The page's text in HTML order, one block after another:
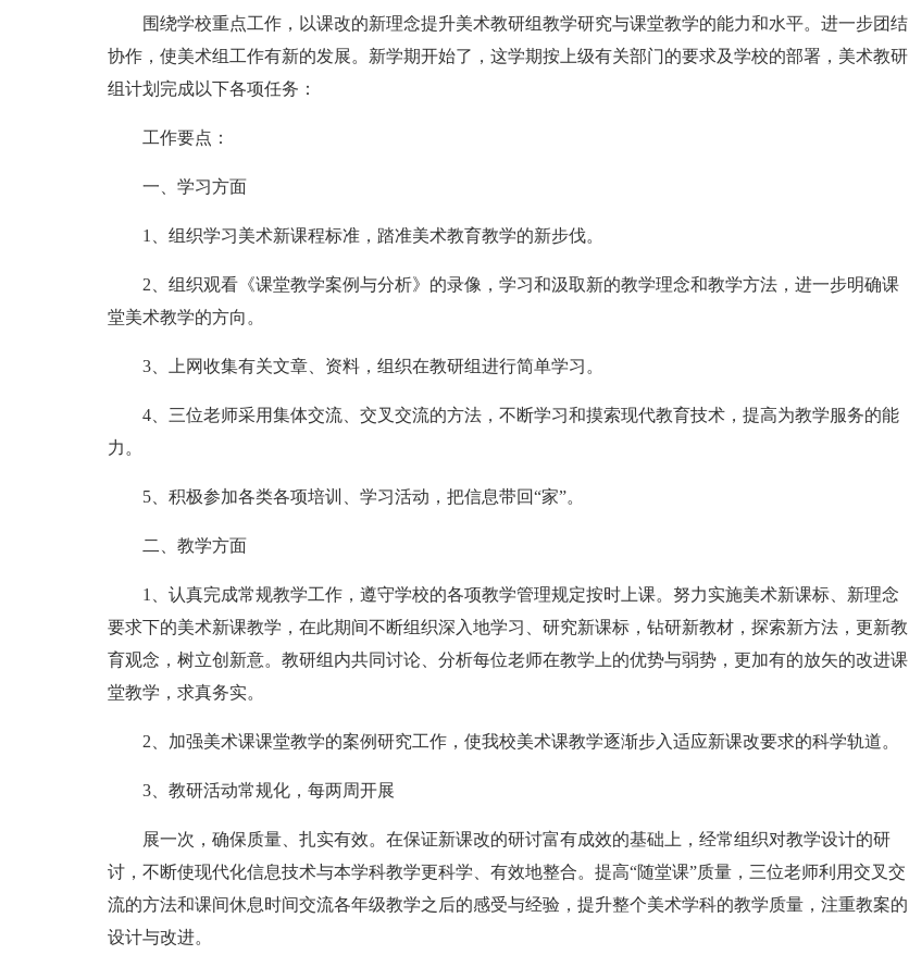
围绕学校重点工作，以课改的新理念提升美术教研组教学研究与课堂教学的能力和水平。进一步团结
协作，使美术组工作有新的发展。新学期开始了，这学期按上级有关部门的要求及学校的部署，美术教研
组计划完成以下各项任务：
工作要点：
一、学习方面
1、组织学习美术新课程标准，踏准美术教育教学的新步伐。
2、组织观看《课堂教学案例与分析》的录像，学习和汲取新的教学理念和教学方法，进一步明确课
堂美术教学的方向。
3、上网收集有关文章、资料，组织在教研组进行简单学习。
4、三位老师采用集体交流、交叉交流的方法，不断学习和摸索现代教育技术，提高为教学服务的能
力。
5、积极参加各类各项培训、学习活动，把信息带回“家”。
二、教学方面
1、认真完成常规教学工作，遵守学校的各项教学管理规定按时上课。努力实施美术新课标、新理念
要求下的美术新课教学，在此期间不断组织深入地学习、研究新课标，钻研新教材，探索新方法，更新教
育观念，树立创新意。教研组内共同讨论、分析每位老师在教学上的优势与弱势，更加有的放矢的改进课
堂教学，求真务实。
2、加强美术课课堂教学的案例研究工作，使我校美术课教学逐渐步入适应新课改要求的科学轨道。
3、教研活动常规化，每两周开展
展一次，确保质量、扎实有效。在保证新课改的研讨富有成效的基础上，经常组织对教学设计的研
讨，不断使现代化信息技术与本学科教学更科学、有效地整合。提高“随堂课”质量，三位老师利用交叉交
流的方法和课间休息时间交流各年级教学之后的感受与经验，提升整个美术学科的教学质量，注重教案的
设计与改进。